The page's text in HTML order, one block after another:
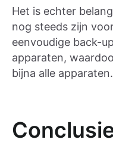
Het is echter
nog steeds zijn
eenvoudige back-
apparaten,
bijna alle apparaten.